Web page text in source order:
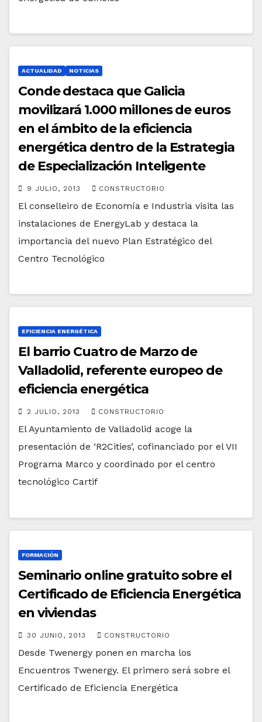
ACTUALIDAD NOTICIAS
Conde destaca que Galicia
movilizará 1.000 millones de euros
en el ámbito de la eficiencia
energética dentro de la Estrategia
de Especialización Inteligente
9 JULIO, 2013 CONSTRUCTORIO
El conselleiro de Economía e Industria visita las
instalaciones de EnergyLab y destaca la
importancia del nuevo Plan Estratégico del
Centro Tecnológico
EFICIENCIA ENERGÉTICA
El barrio Cuatro de Marzo de
Valladolid, referente europeo de
eficiencia energética
2 JULIO, 2013 CONSTRUCTORIO
El Ayuntamiento de Valladolid acoge la
presentación de ‘R2Cities’, cofinanciado por el VII
Programa Marco y coordinado por el centro
tecnológico Cartif
FORMACIÓN
Seminario online gratuito sobre el
Certificado de Eficiencia Energética
en viviendas
30 JUNIO, 2013 CONSTRUCTORIO
Desde Twenergy ponen en marcha los
Encuentros Twenergy. El primero será sobre el
Certificado de Eficiencia Energética